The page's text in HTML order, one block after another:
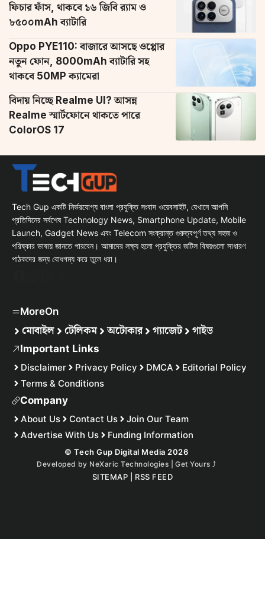
ফিচার ফাঁস, থাকবে ১৬ জিবি র‌্যাম ও
৮৫০০mAh ব্যাটারি
Oppo PYE110: বাজারে আসছে ওপ্পোর
নতুন ফোন, 8000mAh ব্যাটারি সহ
থাকবে 50MP ক্যামেরা
বিদায় নিচ্ছে Realme UI? আসন্ন
Realme স্মার্টফোনে থাকতে পারে
ColorOS 17
Tech Gup একটি নির্ভরযোগ্য বাংলা প্রযুক্তি সংবাদ ওয়েবসাইট, যেখানে আপনি
প্রতিদিনের সর্বশেষ Technology News, Smartphone Update, Mobile
Launch, Gadget News এবং Telecom সংক্রান্ত গুরুত্বপূর্ণ তথ্য সহজ ও
পরিষ্কার ভাষায় জানতে পারবেন। আমাদের লক্ষ্য হলো প্রযুক্তির জটিল বিষয়গুলো সাধারণ
পাঠকদের জন্য বোধগম্য করে তুলে ধরা।
MoreOn
মোবাইল টেলিকম অটোকার গ্যাজেট গাইড
Important Links
Disclaimer Privacy Policy DMCA
Editorial Policy
Terms & Conditions
Company
About Us Contact Us
Join Our Team
Advertise With Us
Funding Information
© Tech Gup Digital Media 2026
Developed by NeXaric Technologies | Get Yours ⤴︎
SITEMAP RSS FEED